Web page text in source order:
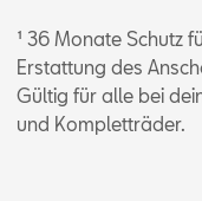
¹ 36 Monate Schutz
Erstattung des
Gültig für alle bei
und Kompletträder.